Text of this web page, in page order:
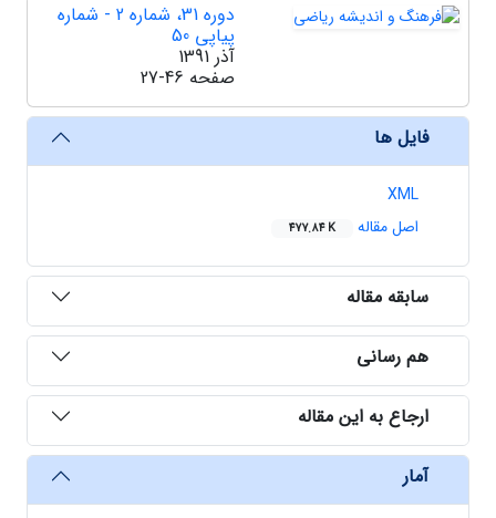
دوره 31، شماره 2 - شماره
پیاپی 50
آذر 1391
صفحه 27-46
فایل ها
XML
اصل مقاله
477.84 K
سابقه مقاله
هم رسانی
ارجاع به این مقاله
آمار